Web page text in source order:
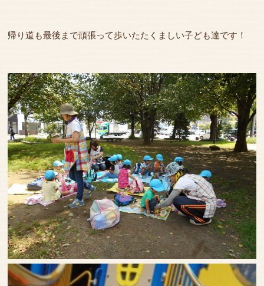
帰り道も最後まで頑張って歩いたたくましい子ども達です！